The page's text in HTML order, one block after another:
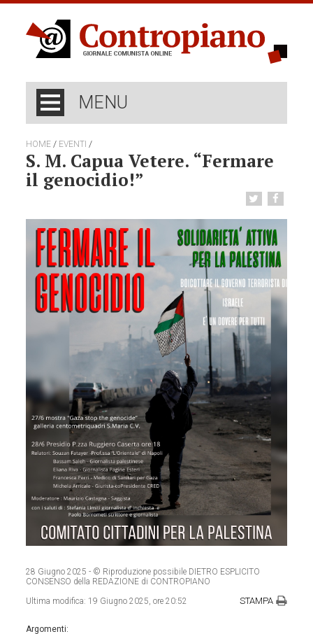
MENU
HOME / EVENTI /
S. M. Capua Vetere. “Fermare
il genocidio!”
28 Giugno 2025 - © Riproduzione possibile DIETRO ESPLICITO
CONSENSO della REDAZIONE di CONTROPIANO
Ultima modifica: 19 Giugno 2025, ore 20:52 STAMPA
Argomenti: